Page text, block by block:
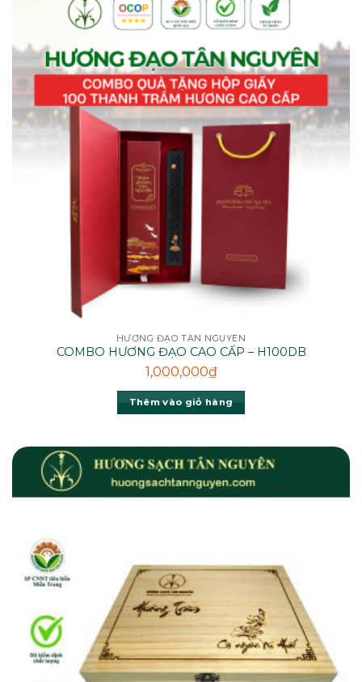
HƯƠNG ĐẠO TÂN NGUYÊN
COMBO HƯƠNG ĐẠO CAO CẤP – H100DB
1,000,000₫
Thêm vào giỏ hàng